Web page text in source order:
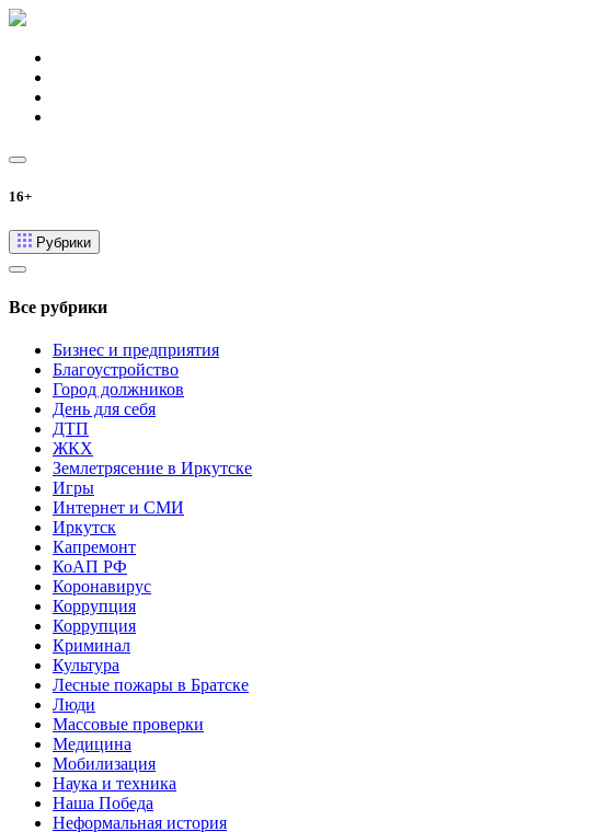
16+
Рубрики
Все рубрики
Бизнес и предприятия
Благоустройство
Город должников
День для себя
ДТП
ЖКХ
Землетрясение в Иркутске
Игры
Интернет и СМИ
Иркутск
Капремонт
КоАП РФ
Коронавирус
Коррупция
Коррупция
Криминал
Культура
Лесные пожары в Братске
Люди
Массовые проверки
Медицина
Мобилизация
Наука и техника
Наша Победа
Неформальная история